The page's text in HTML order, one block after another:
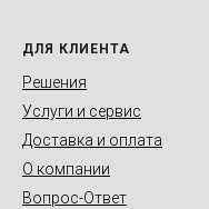
ДЛЯ КЛИЕНТА
Решения
Услуги и сервис
Доставка и оплата
О компании
Вопрос-Ответ